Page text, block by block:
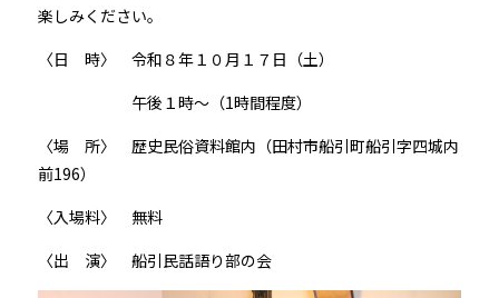
楽しみください。
〈日 時〉 令和８年１０月１７日（土）
午後１時～（1時間程度）
〈場 所〉 歴史民俗資料館内（田村市船引町船引字四城内
前196）
〈入場料〉 無料
〈出 演〉 船引民話語り部の会